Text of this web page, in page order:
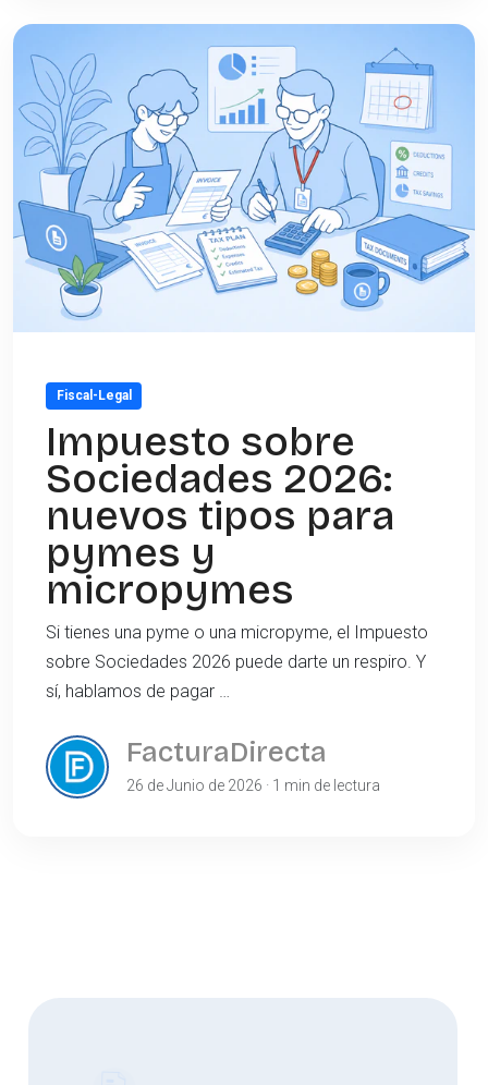
Fiscal-Legal
Impuesto sobre
Sociedades 2026:
nuevos tipos para
pymes y
micropymes
Si tienes una pyme o una micropyme, el Impuesto
sobre Sociedades 2026 puede darte un respiro. Y
sí, hablamos de pagar …
FacturaDirecta
26 de Junio de 2026 · 1 min de lectura